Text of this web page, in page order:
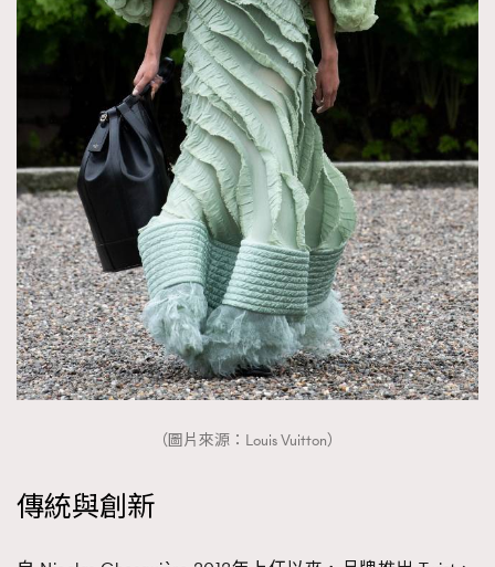
（圖片來源：Louis Vuitton）
傳統與創新